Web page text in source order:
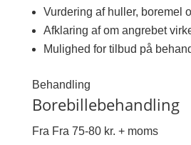
Vurdering af huller, boremel
Afklaring af om angrebet
Mulighed for tilbud på
Behandling
Borebillebehandling
Fra Fra 75-80 kr. + moms